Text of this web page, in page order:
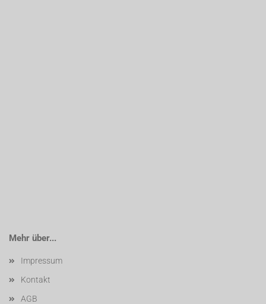
Mehr über...
Impressum
Kontakt
AGB